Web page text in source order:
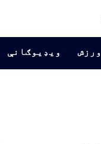
ورزش ویډیوګانې